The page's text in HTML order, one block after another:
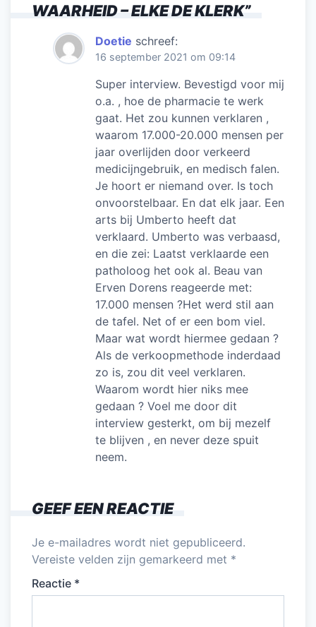
WAARHEID – ELKE DE KLERK”
Doetie schreef:
16 september 2021 om 09:14
Super interview. Bevestigd voor mij
o.a. , hoe de pharmacie te werk
gaat. Het zou kunnen verklaren ,
waarom 17.000-20.000 mensen per
jaar overlijden door verkeerd
medicijngebruik, en medisch falen.
Je hoort er niemand over. Is toch
onvoorstelbaar. En dat elk jaar. Een
arts bij Umberto heeft dat
verklaard. Umberto was verbaasd,
en die zei: Laatst verklaarde een
patholoog het ook al. Beau van
Erven Dorens reageerde met:
17.000 mensen ?Het werd stil aan
de tafel. Net of er een bom viel.
Maar wat wordt hiermee gedaan ?
Als de verkoopmethode inderdaad
zo is, zou dit veel verklaren.
Waarom wordt hier niks mee
gedaan ? Voel me door dit
interview gesterkt, om bij mezelf
te blijven , en never deze spuit
neem.
GEEF EEN REACTIE
Je e-mailadres wordt niet gepubliceerd.
Vereiste velden zijn gemarkeerd met *
Reactie *